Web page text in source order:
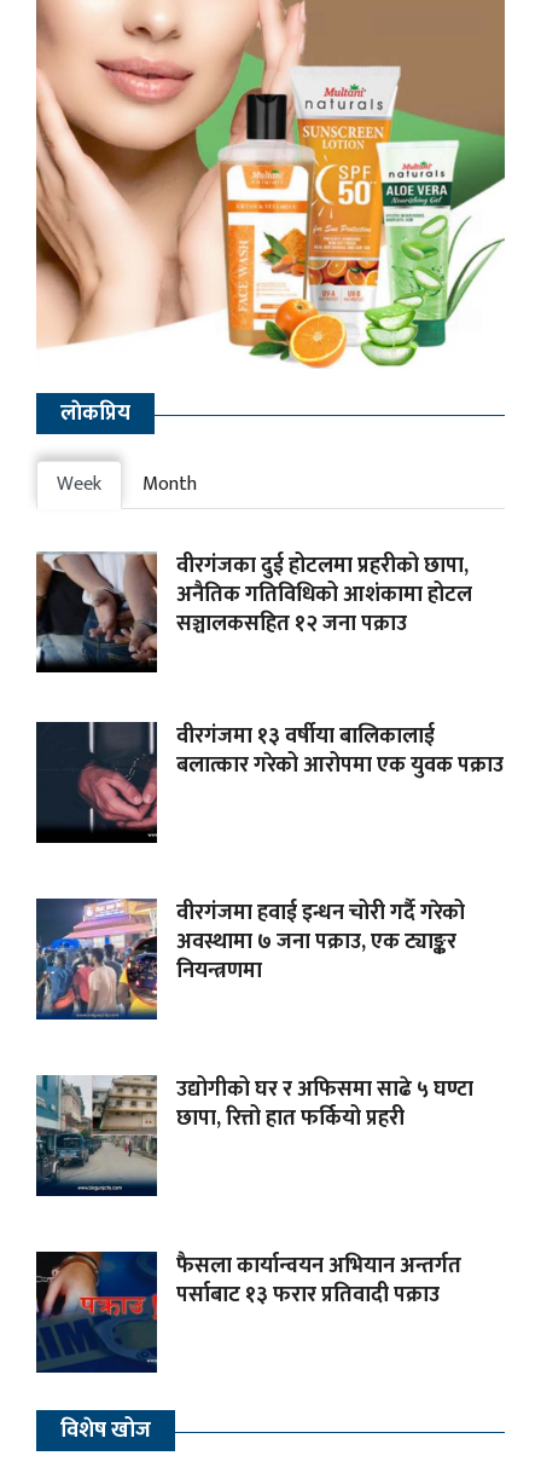
लाेकप्रिय
Week Month
वीरगंजका दुई होटलमा प्रहरीको छापा,
अनैतिक गतिविधिको आशंकामा होटल
सञ्चालकसहित १२ जना पक्राउ
वीरगंजमा १३ वर्षीया बालिकालाई
बलात्कार गरेको आरोपमा एक युवक पक्राउ
वीरगंजमा हवाई इन्धन चोरी गर्दै गरेको
अवस्थामा ७ जना पक्राउ, एक ट्याङ्कर
नियन्त्रणमा
उद्योगीको घर र अफिसमा साढे ५ घण्टा
छापा, रित्तो हात फर्कियो प्रहरी
फैसला कार्यान्वयन अभियान अन्तर्गत
पर्साबाट १३ फरार प्रतिवादी पक्राउ
विशेष खोज